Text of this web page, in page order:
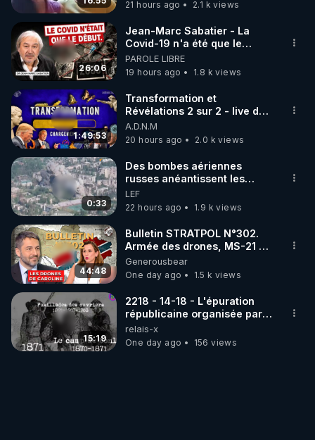
code : REGENERE10
▶ 30 jours gratuit sur l’application de méditation et
de bien-être ENVOL :
Rendez-vous sur https://www.envol.app/code
le code : REGENERE
21 hours ago
2.1 k views
26:06
Jean-Marc Sabatier - La
Covid-19 n'a été que le
début - L'ARNm & l'ARNm-aa
jusqu où auront-t-il ?
PAROLE LIBRE
19 hours ago
1.8 k views
1:49:53
Transformation et
Révélations 2 sur 2 - live du
07/08/26
A.D.N.M
20 hours ago
2.0 k views
0:33
Des bombes aériennes
russes anéantissent les
centres de contrôle de
drones de 3 brigades
ukrainienne
LEF
22 hours ago
1.9 k views
44:48
Bulletin STRATPOL N°302.
Armée des drones, MS-21 en
série, missiles coréens.
07.08.2026.
Generousbear
One day ago
1.5 k views
15:19
2218 - 14-18 - L'épuration
républicaine organisée par
les frères de la truelle
relais-x
One day ago
156 views